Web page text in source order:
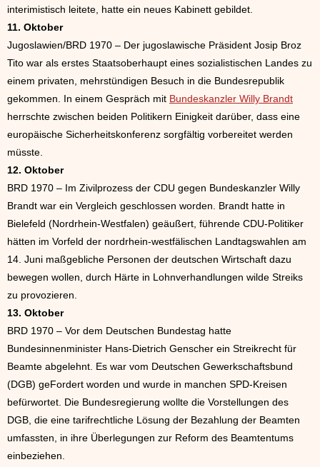
interimistisch leitete, hatte ein neues Kabinett gebildet.
11. Oktober
Jugoslawien/BRD 1970 – Der jugoslawische Präsident Josip Broz
Tito war als erstes Staatsoberhaupt eines sozialistischen Landes zu
einem privaten, mehrstündigen Besuch in die Bundesrepublik
gekommen. In einem Gespräch mit Bundeskanzler Willy Brandt
herrschte zwischen beiden Politikern Einigkeit darüber, dass eine
europäische Sicherheitskonferenz sorgfältig vorbereitet werden
müsste.
12. Oktober
BRD 1970 – Im Zivilprozess der CDU gegen Bundeskanzler Willy
Brandt war ein Vergleich geschlossen worden. Brandt hatte in
Bielefeld (Nordrhein-Westfalen) geäußert, führende CDU-Politiker
hätten im Vorfeld der nordrhein-westfälischen Landtagswahlen am
14. Juni maßgebliche Personen der deutschen Wirtschaft dazu
bewegen wollen, durch Härte in Lohnverhandlungen wilde Streiks
zu provozieren.
13. Oktober
BRD 1970 – Vor dem Deutschen Bundestag hatte
Bundesinnenminister Hans-Dietrich Genscher ein Streikrecht für
Beamte abgelehnt. Es war vom Deutschen Gewerkschaftsbund
(DGB) geFordert worden und wurde in manchen SPD-Kreisen
befürwortet. Die Bundesregierung wollte die Vorstellungen des
DGB, die eine tarifrechtliche Lösung der Bezahlung der Beamten
umfassten, in ihre Überlegungen zur Reform des Beamtentums
einbeziehen.